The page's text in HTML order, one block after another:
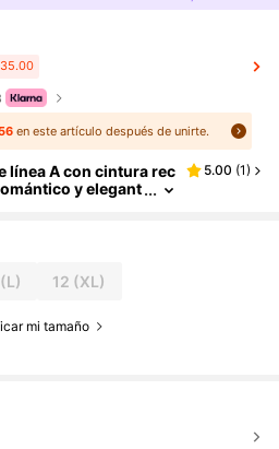
en este artículo después de unirte.
línea A con cintura rec
y elegant
5.00 (1)
12 (XL)
mi tamaño